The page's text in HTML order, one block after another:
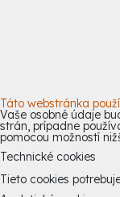
Táto webstránka
Vaše osobné údaje
strán, prípadne
pomocou možností
Technické cookies
Tieto cookies